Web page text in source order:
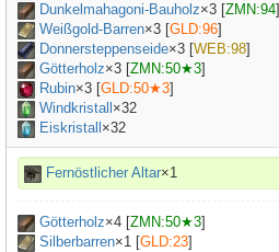
Dunkelmahagoni-Bauholz×3 [ZMN:94]
Weißgold-Barren×3 [GLD:96]
Donnersteppenseide×3 [WEB:98]
Götterholz×3 [ZMN:50★3]
Rubin×3 [GLD:50★3]
Windkristall ×32
Eiskristall ×32
Fernöstlicher Altar×1
Götterholz×4 [ZMN:50★3]
Silberbarren×1 [GLD:23]